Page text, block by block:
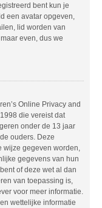
bent kun je
een avatar opgeven,
lid worden van
even, dus we
Online Privacy and
die vereist dat
onder de 13 jaar
ouders. Deze
gegeven worden,
gegevens van hun
of deze wet al dan
van toepassing is,
voor meer informatie.
wettelijke informatie